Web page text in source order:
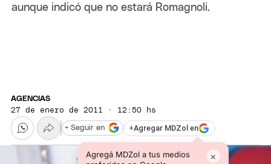
aunque indicó que no estará Romagnoli.
AGENCIAS
27 de enero de 2011 · 12:50 hs
+Agregar MDZol en
Agregá MDZol a tus medios
×
+ Seguir en